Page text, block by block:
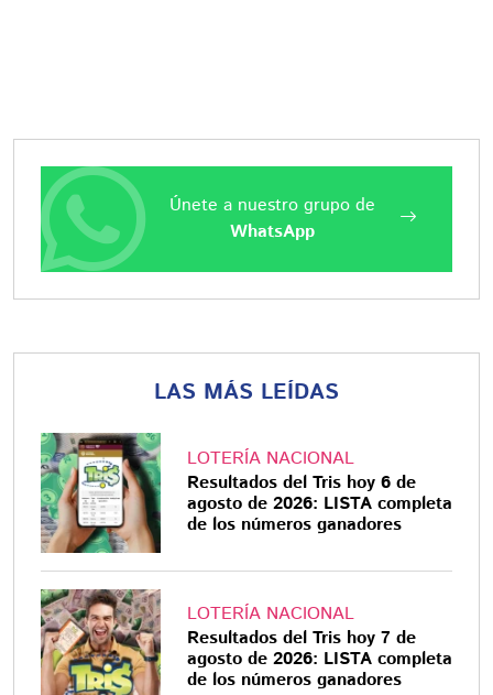
Únete a nuestro grupo de
WhatsApp
LAS MÁS LEÍDAS
LOTERÍA NACIONAL
Resultados del Tris hoy 6 de
agosto de 2026: LISTA completa
de los números ganadores
LOTERÍA NACIONAL
Resultados del Tris hoy 7 de
agosto de 2026: LISTA completa
de los números ganadores